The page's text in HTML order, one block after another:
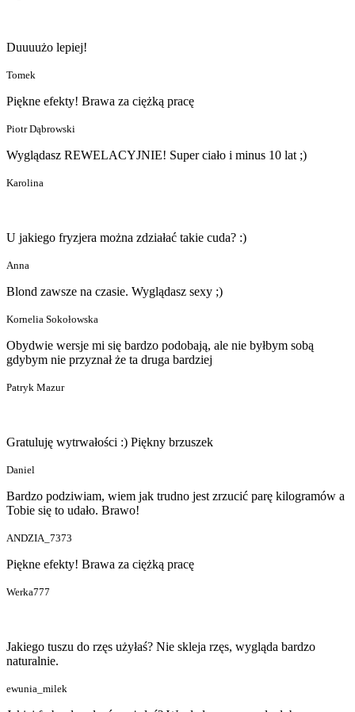
Duuuużo lepiej!
Tomek
Piękne efekty! Brawa za ciężką pracę
Piotr Dąbrowski
Wyglądasz REWELACYJNIE! Super ciało i minus 10 lat ;)
Karolina
U jakiego fryzjera można zdziałać takie cuda? :)
Anna
Blond zawsze na czasie. Wyglądasz sexy ;)
Kornelia Sokołowska
Obydwie wersje mi się bardzo podobają, ale nie byłbym sobą
gdybym nie przyznał że ta druga bardziej
Patryk Mazur
Gratuluję wytrwałości :) Piękny brzuszek
Daniel
Bardzo podziwiam, wiem jak trudno jest zrzucić parę kilogramów a
Tobie się to udało. Brawo!
ANDZIA_7373
Piękne efekty! Brawa za ciężką pracę
Werka777
Jakiego tuszu do rzęs użyłaś? Nie skleja rzęs, wygląda bardzo
naturalnie.
ewunia_milek